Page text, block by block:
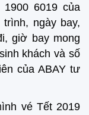
6019 của
ngày bay,
giờ bay mong
khách và số
của ABAY tư
vé Tết 2019